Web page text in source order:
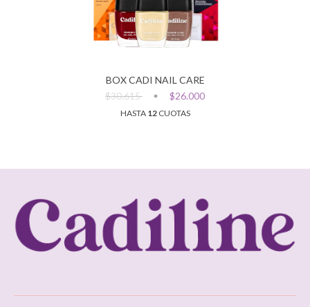
BOX CADI NAIL CARE
$30.615
$26.000
HASTA 12CUOTAS